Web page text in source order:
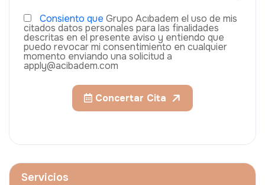
Consiento que Grupo Acıbadem el uso de mis
citados datos personales para las finalidades
descritas en el presente aviso y entiendo que
puedo revocar mi consentimiento en cualquier
momento enviando una solicitud a
apply@acibadem.com
Concertar Cita
Servicios